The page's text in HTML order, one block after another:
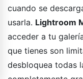
cuando se
usarla. Lightroom
acceder a tu
que tienes son
desbloquea todas